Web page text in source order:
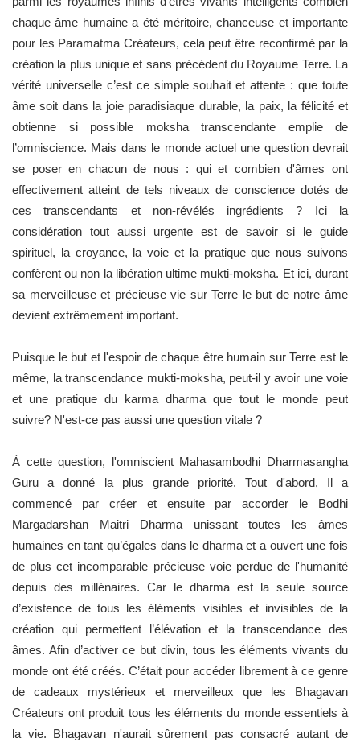
chaque âme humaine a été méritoire, chanceuse et importante
pour les Paramatma Créateurs, cela peut être reconfirmé par la
création la plus unique et sans précédent du Royaume Terre. La
vérité universelle c’est ce simple souhait et attente : que toute
âme soit dans la joie paradisiaque durable, la paix, la félicité et
obtienne si possible moksha transcendante emplie de
l’omniscience. Mais dans le monde actuel une question devrait
se poser en chacun de nous : qui et combien d'âmes ont
effectivement atteint de tels niveaux de conscience dotés de
ces transcendants et non-révélés ingrédients ? Ici la
considération tout aussi urgente est de savoir si le guide
spirituel, la croyance, la voie et la pratique que nous suivons
confèrent ou non la libération ultime mukti-moksha. Et ici, durant
sa merveilleuse et précieuse vie sur Terre le but de notre âme
devient extrêmement important.
Puisque le but et l'espoir de chaque être humain sur Terre est le
même, la transcendance mukti-moksha, peut-il y avoir une voie
et une pratique du karma dharma que tout le monde peut
suivre? N'est-ce pas aussi une question vitale ?
À cette question, l'omniscient Mahasambodhi Dharmasangha
Guru a donné la plus grande priorité. Tout d'abord, Il a
commencé par créer et ensuite par accorder le Bodhi
Margadarshan Maitri Dharma unissant toutes les âmes
humaines en tant qu’égales dans le dharma et a ouvert une fois
de plus cet incomparable précieuse voie perdue de l'humanité
depuis des millénaires. Car le dharma est la seule source
d’existence de tous les éléments visibles et invisibles de la
création qui permettent l’élévation et la transcendance des
âmes. Afin d’activer ce but divin, tous les éléments vivants du
monde ont été créés. C’était pour accéder librement à ce genre
de cadeaux mystérieux et merveilleux que les Bhagavan
Créateurs ont produit tous les éléments du monde essentiels à
la vie. Bhagavan n'aurait sûrement pas consacré autant de